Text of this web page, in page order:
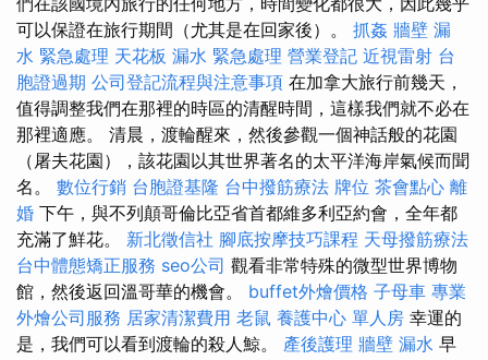
可以保證在旅行期間（尤其是在回家後）。 抓姦 牆壁 漏
水 緊急處理 天花板 漏水 緊急處理 營業登記 近視雷射 台
胞證過期 公司登記流程與注意事項 在加拿大旅行前幾天，
值得調整我們在那裡的時區的清醒時間，這樣我們就不必在
那裡適應。 清晨，渡輪醒來，然後參觀一個神話般的花園
（屠夫花園），該花園以其世界著名的太平洋海岸氣候而聞
名。 數位行銷 台胞證基隆 台中撥筋療法 牌位 茶會點心 離
婚 下午，與不列顛哥倫比亞省首都維多利亞約會，全年都
充滿了鮮花。 新北徵信社 腳底按摩技巧課程 天母撥筋療法
台中體態矯正服務 seo公司 觀看非常特殊的微型世界博物
館，然後返回溫哥華的機會。 buffet外燴價格 子母車 專業
外燴公司服務 居家清潔費用 老鼠 養護中心 單人房 幸運的
是，我們可以看到渡輪的殺人鯨。 產後護理 牆壁 漏水 早